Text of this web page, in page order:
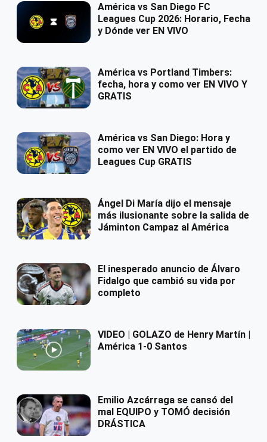
América vs San Diego FC
Leagues Cup 2026: Horario, Fecha
y Dónde ver EN VIVO
América vs Portland Timbers:
fecha, hora y como ver EN VIVO Y
GRATIS
América vs San Diego: Hora y
como ver EN VIVO el partido de
Leagues Cup GRATIS
Ángel Di María dijo el mensaje
más ilusionante sobre la salida de
Jáminton Campaz al América
El inesperado anuncio de Álvaro
Fidalgo que cambió su vida por
completo
VIDEO | GOLAZO de Henry Martín |
América 1-0 Santos
Emilio Azcárraga se cansó del
mal EQUIPO y TOMÓ decisión
DRÁSTICA